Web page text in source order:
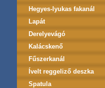
Hegyes-lyukas fakanál
Lapát
Derelyevágó
Kalácskenő
Fűszerkanál
Ívelt reggeliző deszka
Spatula